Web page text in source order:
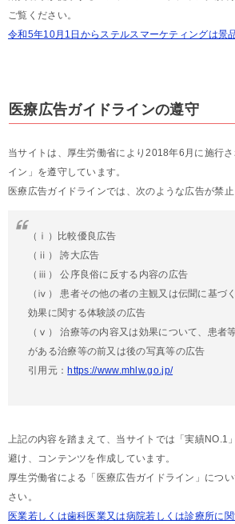
ご覧ください。
令和5年10月1日からステルスマーケティングは景
医療広告ガイドラインの遵守
当サイトは、厚生労働省により2018年6月に施行
イン」を遵守しています。
医療広告ガイドラインでは、次のような広告が禁止
（ⅰ）比較優良広告
（ⅱ） 誇大広告
（ⅲ） 公序良俗に反する内容の広告
（ⅳ） 患者その他の者の主観又は伝聞に基づ
効果に関する体験談の広告
（ⅴ） 治療等の内容又は効果について、患者
がある治療等の前又は後の写真等の広告
引用元： https://www.mhlw.go.jp/
上記の内容を踏まえて、当サイトでは「実績NO.1
避け、コンテンツを作成しています。
厚生労働省による「医療広告ガイドライン」につ
さい。
医業若しくは歯科医業又は病院若しくは診療所に